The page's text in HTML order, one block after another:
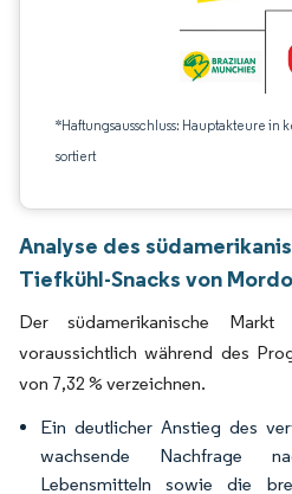
*Haftungsausschluss: Hauptakteure
sortiert
Analyse des
Tiefkühl-Snacks von
Der südamerikanische
voraussichtlich während des
von 7,32 % verzeichnen.
Ein deutlicher Anstieg des
wachsende Nachfrage
Lebensmitteln sowie die